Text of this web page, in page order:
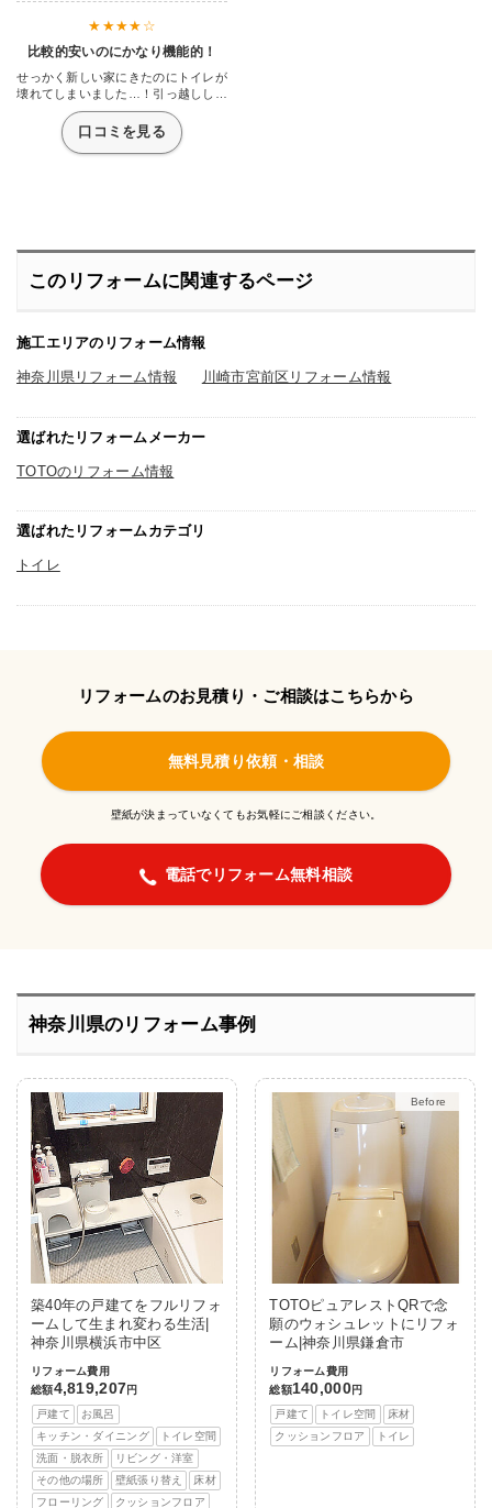
比較的安いのにかなり機能的！
せっかく新しい家にきたのにトイレが
壊れてしまいました…！引っ越しした
てでそんなに余裕がなかったのでトイ
レで有名なTOTOの中からこのピュア
レストを選択しました。そんなに期待
していなかった(失礼)のですが、思っ
た。それが掃除楽になりましたね。
口コミを見る
このリフォームに関連するページ
施工エリアのリフォーム情報
神奈川県リフォーム情報 川崎市宮前区リフォーム情報
選ばれたリフォームメーカー
TOTOのリフォーム情報
選ばれたリフォームカテゴリ
トイレ
リフォームのお見積り・ご相談はこちらから
無料見積り依頼・相談
壁紙が決まっていなくてもお気軽にご相談ください。
電話でリフォーム無料相談
神奈川県のリフォーム事例
築40年の戸建てをフルリフォ
ームして生まれ変わる生活|
神奈川県横浜市中区
リフォーム費用
総額4,819,207円
戸建て
お風呂
キッチン・ダイニング
トイレ空間
洗面・脱衣所
リビング・洋室
その他の場所
壁紙張り替え
床材
フローリング
クッションフロア
After
TOTOピュアレストQRで念
願のウォシュレットにリフォ
ーム|神奈川県鎌倉市
リフォーム費用
総額140,000円
戸建て
トイレ空間
床材
クッションフロア
トイレ